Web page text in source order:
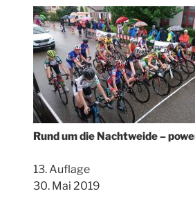
Rund um die Nachtweide –
13. Auflage
30. Mai 2019